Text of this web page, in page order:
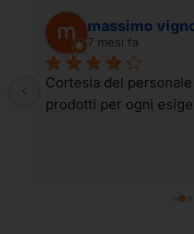
massimo
7 mesi fa
Cortesia del
prodotti per ogni